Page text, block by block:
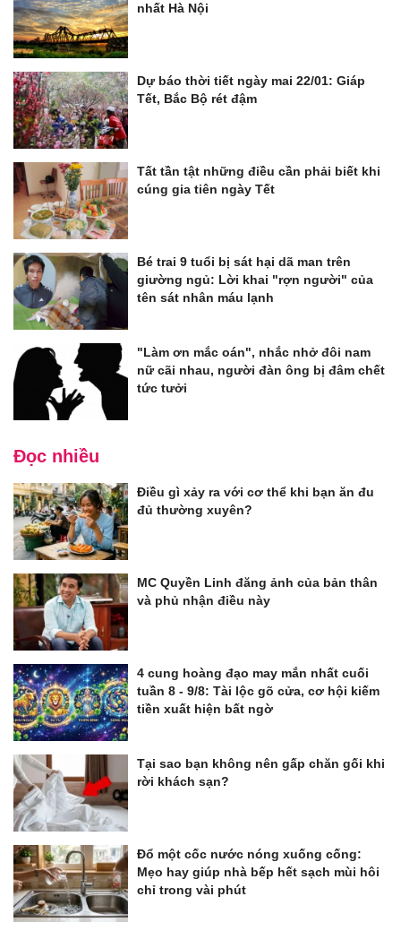
nhất Hà Nội
Dự báo thời tiết ngày mai 22/01: Giáp
Tết, Bắc Bộ rét đậm
Tất tần tật những điều cần phải biết khi
cúng gia tiên ngày Tết
Bé trai 9 tuổi bị sát hại dã man trên
giường ngủ: Lời khai "rợn người" của
tên sát nhân máu lạnh
"Làm ơn mắc oán", nhắc nhở đôi nam
nữ cãi nhau, người đàn ông bị đâm chết
tức tưởi
Đọc nhiều
Điều gì xảy ra với cơ thể khi bạn ăn đu
đủ thường xuyên?
MC Quyền Linh đăng ảnh của bản thân
và phủ nhận điều này
4 cung hoàng đạo may mắn nhất cuối
tuần 8 - 9/8: Tài lộc gõ cửa, cơ hội kiếm
tiền xuất hiện bất ngờ
Tại sao bạn không nên gấp chăn gối khi
rời khách sạn?
Đổ một cốc nước nóng xuống cống:
Mẹo hay giúp nhà bếp hết sạch mùi hôi
chỉ trong vài phút